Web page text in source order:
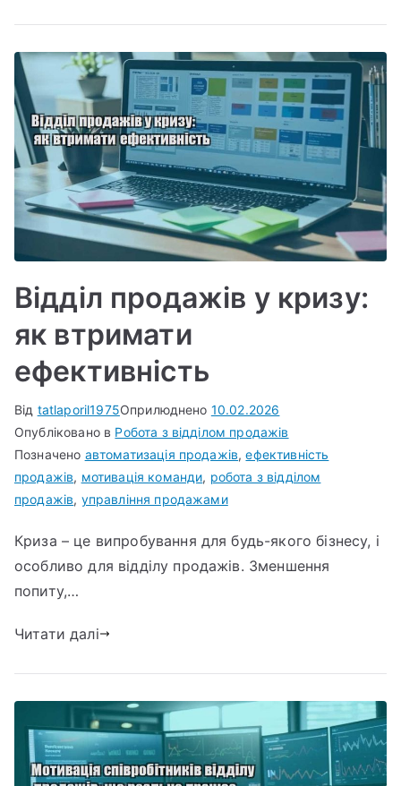
план
Відділ продажів у кризу:
як втримати
ефективність
Від tatlaporil1975Оприлюднено 10.02.2026
Опубліковано в Робота з відділом продажів
Позначено автоматизація продажів,ефективність
продажів, мотивація команди, робота з відділом
продажів, управління продажами
Криза – це випробування для будь-якого бізнесу, і
особливо для відділу продажів. Зменшення
попиту,…
Читати далі